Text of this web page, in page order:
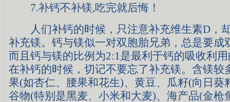
7.补钙不补镁,吃完就后悔！
人们补钙的时候，只注意补充维生素D，
补充镁。钙与镁似一对双胞胎兄弟，总是要成
而且钙与镁的比例为2:1是最利于钙的吸收利
在补钙的时候，切记不要忘了补充镁。含镁较
果(如杏仁、腰果和花生)、黄豆、瓜籽(向日葵
谷物(特别是黑麦、小米和大麦)、海产品(金枪